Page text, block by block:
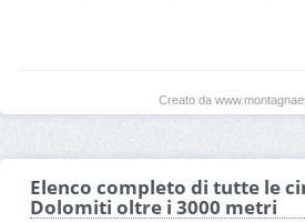
Creato da
Elenco completo di tutte le
Dolomiti oltre i 3000 metri